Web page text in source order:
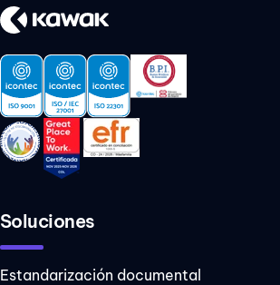
Soluciones
Estandarización documental